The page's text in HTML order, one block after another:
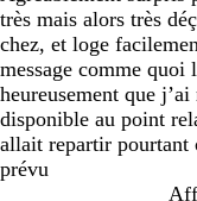
très mais alors très
chez, et loge
message comme
heureusement que
disponible au point
allait repartir pourtant
prévu